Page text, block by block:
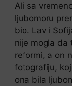
Ali sa
ljubomoru
bio. Lav i
nije mogla da
reformi, a on
fotografiju,
ona bila